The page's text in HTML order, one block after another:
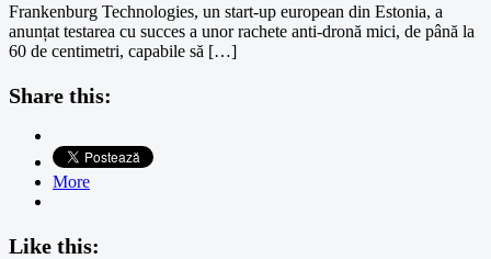
Frankenburg Technologies, un start-up european din Estonia, a
anunțat testarea cu succes a unor rachete anti-dronă mici, de până la
60 de centimetri, capabile să […]
Share this:
More
Like this: